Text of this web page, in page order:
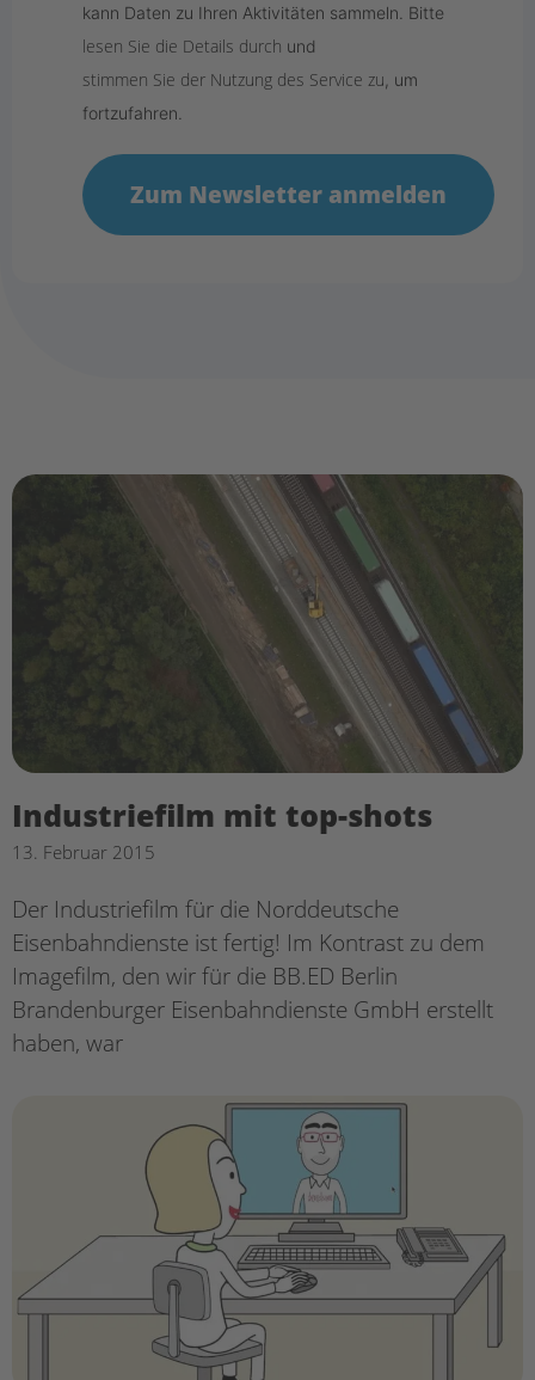
kann Daten zu Ihren Aktivitäten sammeln. Bitte
lesen Sie die Details durch und
stimmen Sie der Nutzung des Service zu , um
fortzufahren.
Industriefilm mit top-shots
13. Februar 2015
Der Industriefilm für die Norddeutsche
Eisenbahndienste ist fertig! Im Kontrast zu dem
Imagefilm, den wir für die BB.ED Berlin
Brandenburger Eisenbahndienste GmbH erstellt
haben, war